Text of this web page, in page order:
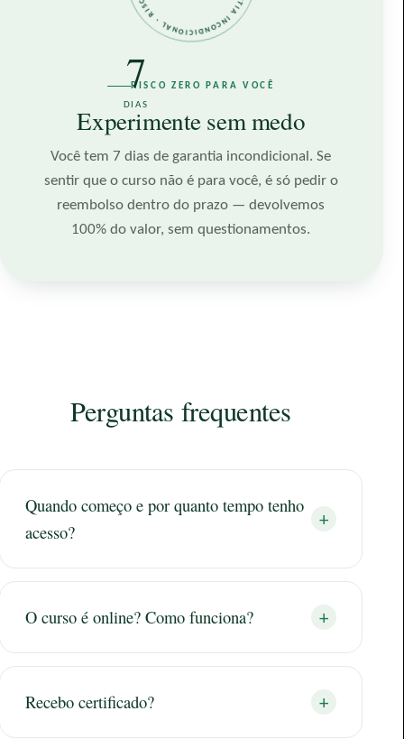
7
DIAS
RISCO ZERO PARA VOCÊ
Experimente sem medo
Você tem 7 dias de garantia incondicional. Se
sentir que o curso não é para você, é só pedir o
reembolso dentro do prazo — devolvemos
100% do valor, sem questionamentos.
Perguntas frequentes
Quando começo e por quanto tempo tenho
acesso?
+
O curso é online? Como funciona? +
Recebo certificado? +